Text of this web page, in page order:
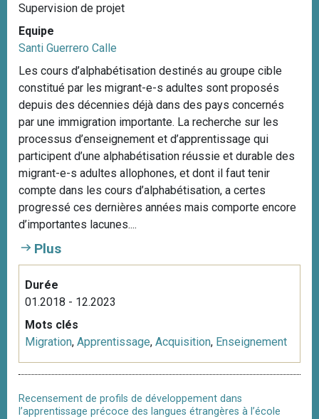
Supervision de projet
Equipe
Santi Guerrero Calle
Les cours d’alphabétisation destinés au groupe cible
constitué par les migrant-e-s adultes sont proposés
depuis des décennies déjà dans des pays concernés
par une immigration importante. La recherche sur les
processus d’enseignement et d’apprentissage qui
participent d’une alphabétisation réussie et durable des
migrant-e-s adultes allophones, et dont il faut tenir
compte dans les cours d’alphabétisation, a certes
progressé ces dernières années mais comporte encore
d’importantes lacunes....
Plus
Durée
01.2018 - 12.2023
Mots clés
Migration, Apprentissage, Acquisition, Enseignement
Recensement de profils de développement dans
l’apprentissage précoce des langues étrangères à l’école